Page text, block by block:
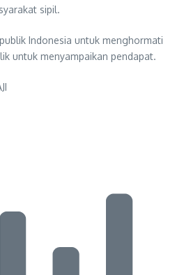
sipil.
Indonesia untuk menghormati
untuk menyampaikan pendapat.